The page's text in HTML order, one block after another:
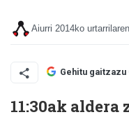
Aiurri 2014ko
Gehitu gaitzazu
11:30ak